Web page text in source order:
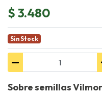
$ 3.480
Sin Stock
Sobre semillas